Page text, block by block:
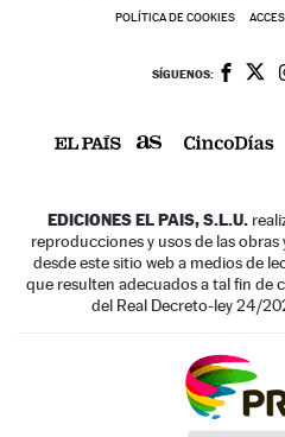
POLÍTICA DE COOKIES
SÍGUENOS:
EDICIONES EL PAIS, S.L.U.
reproducciones y usos de las
desde este sitio web a medios de
que resulten adecuados a tal fin de
del Real Decreto-ley 24/